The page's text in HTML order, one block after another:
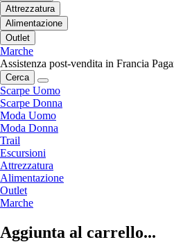
Attrezzatura
Alimentazione
Outlet
Marche
Assistenza post-vendita in Francia
Cerca
Scarpe Uomo
Scarpe Donna
Moda Uomo
Moda Donna
Trail
Escursioni
Attrezzatura
Alimentazione
Outlet
Marche
Aggiunta al carrello...